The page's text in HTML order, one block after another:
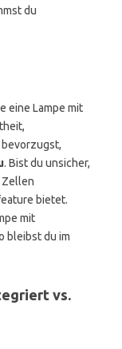
du
eine Lampe mit
. Bist du unsicher,
Zellen
bietet.
mit
bleibst du im
vs.